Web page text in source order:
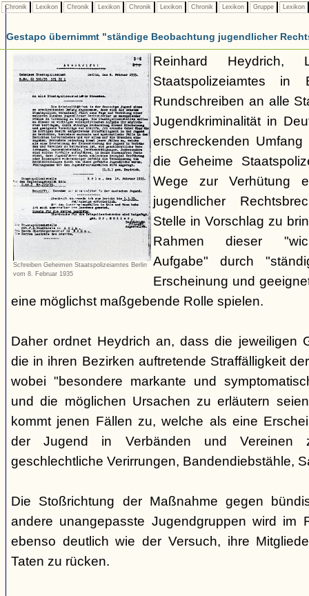
Chronik Lexikon Chronik Lexikon Chronik Lexikon Chronik Lexikon Gruppe Lexikon
Gestapo übernimmt "ständige Beobachtung jugendlicher
Schreiben Geheimen Staatspolizeiamtes Berlin
vom 8. Februar 1935
Reinhard Heydrich,
Staatspolizeiamtes
Rundschreiben an alle
Jugendkriminalität in
erschreckenden
die Geheime
Wege zur Verhütung
jugendlicher
Stelle in Vorschlag zu
Rahmen dieser
Aufgabe" durch
Erscheinung und
eine möglichst maßgebende Rolle spielen.
Daher ordnet Heydrich an, dass die jeweiligen
die in ihren Bezirken auftretende Straffälligkeit
wobei "besondere markante und
und die möglichen Ursachen zu erläutern
kommt jenen Fällen zu, welche als eine
der Jugend in Verbänden und Vereinen
geschlechtliche Verirrungen, Bandendiebstähle,
Die Stoßrichtung der Maßnahme gegen
andere unangepasste Jugendgruppen wird im
ebenso deutlich wie der Versuch, ihre
Taten zu rücken.